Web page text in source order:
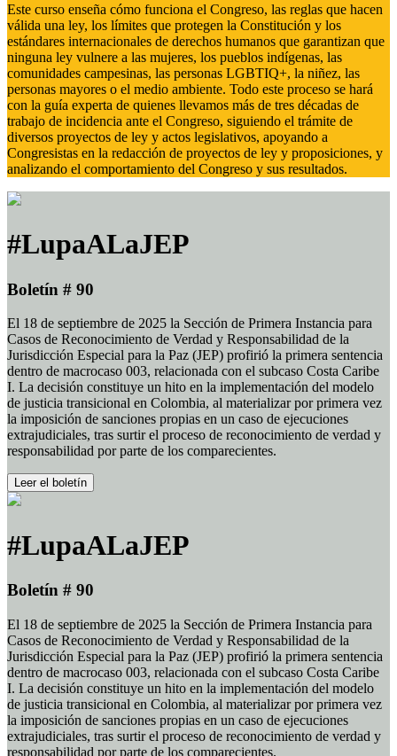
Este curso enseña cómo funciona el Congreso, las reglas que hacen
válida una ley, los límites que protegen la Constitución y los
estándares internacionales de derechos humanos que garantizan que
ninguna ley vulnere a las mujeres, los pueblos indígenas, las
comunidades campesinas, las personas LGBTIQ+, la niñez, las
personas mayores o el medio ambiente. Todo este proceso se hará
con la guía experta de quienes llevamos más de tres décadas de
trabajo de incidencia ante el Congreso, siguiendo el trámite de
diversos proyectos de ley y actos legislativos, apoyando a
Congresistas en la redacción de proyectos de ley y proposiciones, y
analizando el comportamiento del Congreso y sus resultados.
#LupaALaJEP
Boletín # 90
El 18 de septiembre de 2025 la Sección de Primera Instancia para
Casos de Reconocimiento de Verdad y Responsabilidad de la
Jurisdicción Especial para la Paz (JEP) profirió la primera sentencia
dentro de macrocaso 003, relacionada con el subcaso Costa Caribe
I. La decisión constituye un hito en la implementación del modelo
de justicia transicional en Colombia, al materializar por primera vez
la imposición de sanciones propias en un caso de ejecuciones
extrajudiciales, tras surtir el proceso de reconocimiento de verdad y
responsabilidad por parte de los comparecientes.
Leer el boletín
#LupaALaJEP
Boletín # 90
El 18 de septiembre de 2025 la Sección de Primera Instancia para
Casos de Reconocimiento de Verdad y Responsabilidad de la
Jurisdicción Especial para la Paz (JEP) profirió la primera sentencia
dentro de macrocaso 003, relacionada con el subcaso Costa Caribe
I. La decisión constituye un hito en la implementación del modelo
de justicia transicional en Colombia, al materializar por primera vez
la imposición de sanciones propias en un caso de ejecuciones
extrajudiciales, tras surtir el proceso de reconocimiento de verdad y
responsabilidad por parte de los comparecientes.